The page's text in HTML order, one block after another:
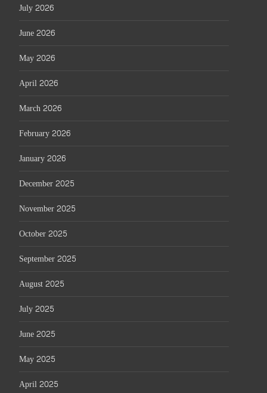
July 2026
June 2026
May 2026
April 2026
March 2026
February 2026
January 2026
December 2025
November 2025
October 2025
September 2025
August 2025
July 2025
June 2025
May 2025
April 2025